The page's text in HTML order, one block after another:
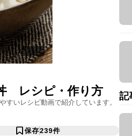
レシピ・作り方
すいレシピ動画で紹介しています。
保存239件
記